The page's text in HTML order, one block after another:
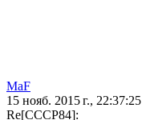
MaF
15 нояб. 2015 г., 22:37:25
Re[CCCP84]: